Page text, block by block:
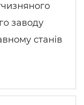
заводу
станів